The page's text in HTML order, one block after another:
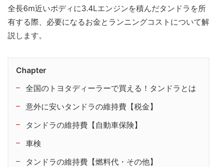
全長6m近いボディに3.4Lエンジンを積んだタンドラを所
有する際、必要になるお金とランニングコストについて解
説します。
Chapter
全国のトヨタディーラーで買える！タンドラとは
意外に安いタンドラの維持費【税金】
タンドラの維持費【自動車保険】
車検
タンドラの維持費【燃料代・その他】